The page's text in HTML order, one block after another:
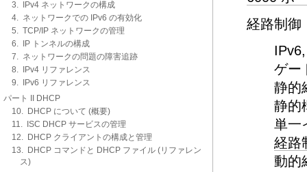
3. IPv4 ネットワークの構成
4. ネットワークでの IPv6 の有効化
5. TCP/IP ネットワークの管理
6. IP トンネルの構成
7. ネットワークの問題の障害追跡
8. IPv4 リファレンス
9. IPv6 リファレンス
パート II DHCP
10. DHCP について (概要)
11. ISC DHCP サービスの管理
12. DHCP クライアントの構成と管理
13. DHCP コマンドと DHCP ファイル (リファレン
ス)
経路制御
ゲー
静的
静的
単一
経路
動的